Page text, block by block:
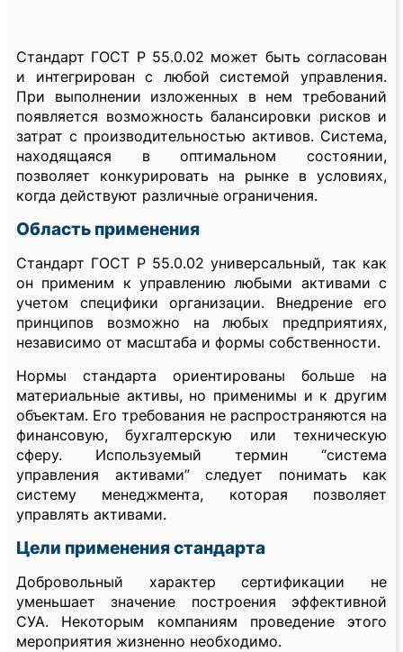
Стандарт ГОСТ Р 55.0.02 может быть согласован
и интегрирован с любой системой управления.
При выполнении изложенных в нем требований
появляется возможность балансировки рисков и
затрат с производительностью активов. Система,
находящаяся в оптимальном состоянии,
позволяет конкурировать на рынке в условиях,
когда действуют различные ограничения.
Область применения
Стандарт ГОСТ Р 55.0.02 универсальный, так как
он применим к управлению любыми активами с
учетом специфики организации. Внедрение его
принципов возможно на любых предприятиях,
независимо от масштаба и формы собственности.
Нормы стандарта ориентированы больше на
материальные активы, но применимы и к другим
объектам. Его требования не распространяются на
финансовую, бухгалтерскую или техническую
сферу. Используемый термин “система
управления активами” следует понимать как
систему менеджмента, которая позволяет
управлять активами.
Цели применения стандарта
Добровольный характер сертификации не
уменьшает значение построения эффективной
СУА. Некоторым компаниям проведение этого
мероприятия жизненно необходимо.